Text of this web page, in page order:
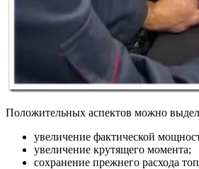
Положительных аспектов можно
увеличение фактической
увеличение крутящего момента;
сохранение прежнего расхода